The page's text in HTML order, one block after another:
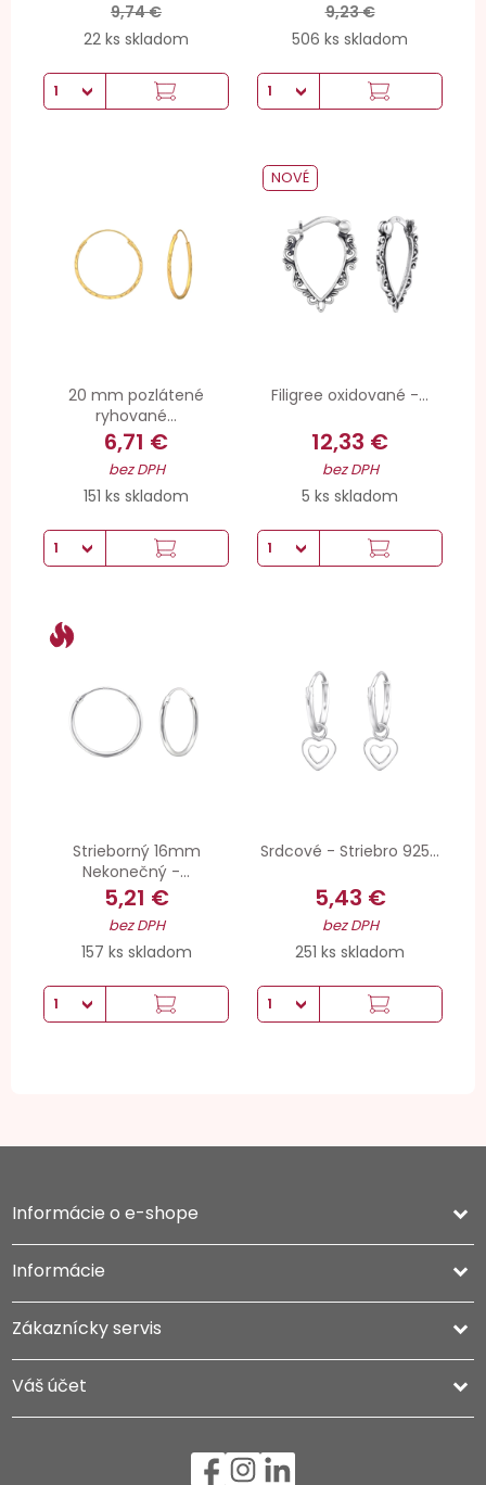
9,74 €
22 ks skladom
9,23 €
506 ks skladom
20 mm pozlátené
ryhované...
6,71 €
bez DPH
151 ks skladom
Filigree oxidované -...
12,33 €
bez DPH
5 ks skladom
NOVÉ
Strieborný 16mm
Nekonečný -...
5,21 €
bez DPH
157 ks skladom
Srdcové - Striebro 925...
5,43 €
bez DPH
251 ks skladom
Informácie o e-shope keyboard_arrow_down
Informácie 
Zákaznícky servis 
Váš účet 